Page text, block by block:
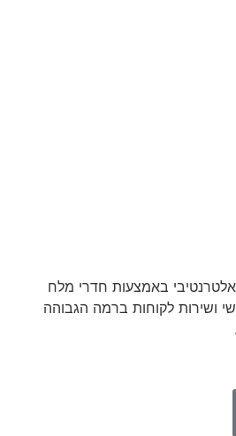
אלטרנטיבי באמצעות חדרי מלח
ושירות לקוחות ברמה הגבוהה